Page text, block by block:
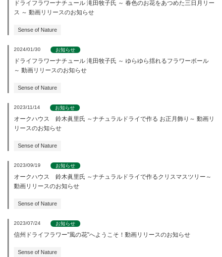
ドライフラワーナチュール 滝田牧子氏 ～ 春色のお花をあつめた三日月リー
ス ～ 動画リリースのお知らせ
Sense of Nature
2024/01/30 お知らせ
ドライフラワーナチュール 滝田牧子氏 ～ ゆらゆら揺れるフラワーボール
～ 動画リリースのお知らせ
Sense of Nature
2023/11/14 お知らせ
オークハウス 鈴木眞里氏 ～ナチュラルドライで作る お正月飾り～ 動画リ
リースのお知らせ
Sense of Nature
2023/09/19 お知らせ
オークハウス 鈴木眞里氏 ～ナチュラルドライで作るクリスマスツリー～
動画リリースのお知らせ
Sense of Nature
2023/07/24 お知らせ
信州ドライフラワー"風の花"へようこそ！動画リリースのお知らせ
Sense of Nature